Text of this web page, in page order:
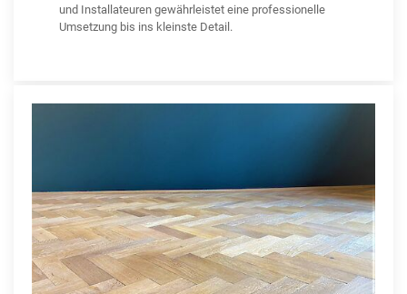
und Installateuren gewährleistet eine professionelle
Umsetzung bis ins kleinste Detail.